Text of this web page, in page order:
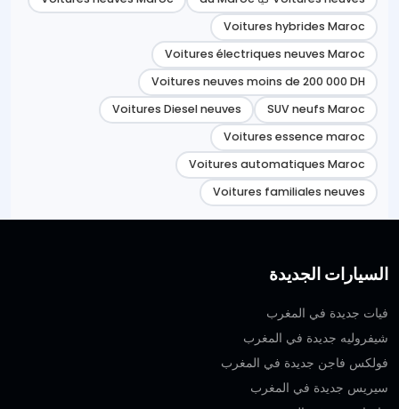
Voitures hybrides Maroc
Voitures électriques neuves Maroc
Voitures neuves moins de 200 000 DH
SUV neufs Maroc
Voitures Diesel neuves
Voitures essence maroc
Voitures automatiques Maroc
Voitures familiales neuves
السيارات الجديدة
فيات جديدة في المغرب
شيفروليه جديدة في المغرب
فولكس فاجن جديدة في المغرب
سيريس جديدة في المغرب